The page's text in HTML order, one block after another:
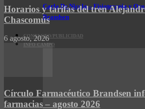
Carla De Nicola – Fisioterapia y
Brandsen
CONTACTO/PUBLICIDAD
INFO CAMPO
Horarios y tarifas del tren
Chascomús
6 agosto, 2026
Círculo Farmacéutico Brandsen
farmacias – agosto 2026